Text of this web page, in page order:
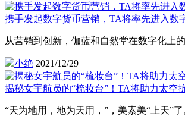
携手发起数字货币营销，TA将率先进入数
从营销到创新，伽蓝和自然堂在数字化上的
小绝 2021/12/29
揭秘女宇航员的“梳妆台”！TA将助力太空
“天为地用，地为天用，”，美素美“上天”了